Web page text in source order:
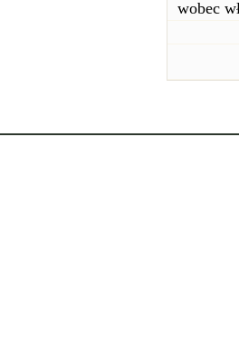
wobec